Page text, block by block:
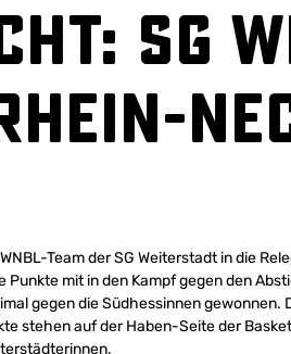
SG
Team der SG Weiterstadt in die
Punkte mit in den Kampf gegen den
gegen die Südhessinnen gewonnen.
stehen auf der Haben-Seite der